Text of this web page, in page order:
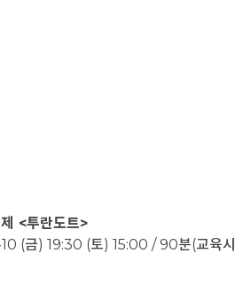
<투란도트>
(금) 19:30 (토) 15:00 / 90분(교육시